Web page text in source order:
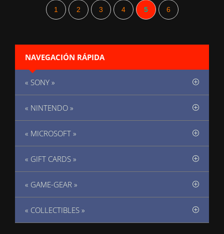
1 2 3 4 5 6
NAVEGACIÓN RÁPIDA
« SONY »
« NINTENDO »
« MICROSOFT »
« GIFT CARDS »
« GAME-GEAR »
« COLLECTIBLES »